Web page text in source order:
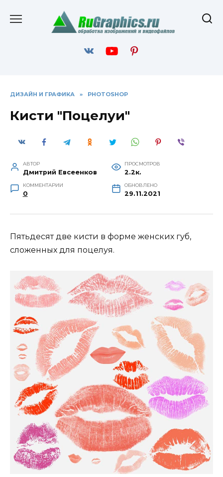
содержанию
ДИЗАЙН И ГРАФИКА » PHOTOSHOP
Кисти "Поцелуи"
АВТОР
Дмитрий Евсеенков
ПРОСМОТРОВ
2.2к.
КОММЕНТАРИИ
0
ОБНОВЛЕНО
29.11.2021
Пятьдесят две кисти в форме женских губ,
сложенных для поцелуя.